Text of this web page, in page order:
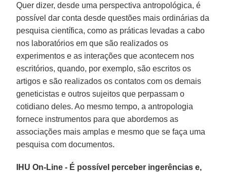
Quer dizer, desde uma perspectiva antropológica, é
possível dar conta desde questões mais ordinárias da
pesquisa científica, como as práticas levadas a cabo
nos laboratórios em que são realizados os
experimentos e as interações que acontecem nos
escritórios, quando, por exemplo, são escritos os
artigos e são realizados os contatos com os demais
geneticistas e outros sujeitos que perpassam o
cotidiano deles. Ao mesmo tempo, a antropologia
fornece instrumentos para que abordemos as
associações mais amplas e mesmo que se faça uma
pesquisa com documentos.
IHU On-Line - É possível perceber ingerências e,